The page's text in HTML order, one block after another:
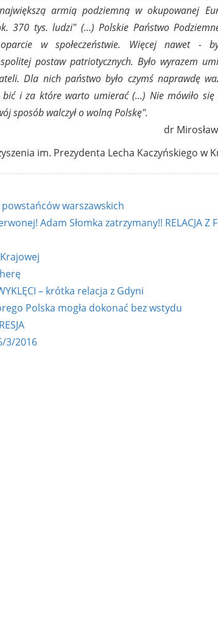
armią podziemną w okupowanej
370 tys. ludzi" (...) Polskie Państwo
w społeczeństwie. Więcej nawet -
postaw patriotycznych. Było wyrazem
Dla nich państwo było czymś naprawdę
i za które warto umierać (...) Nie mówiło się
sposób walczył o wolną Polskę".
dr
im. Prezydenta Lecha Kaczyńskiego w
warszawskich
Adam Słomka zatrzymany!! RELACJA Z
– WYKLĘCI – krótka relacja z Gdyni
Polska mogła dokonać bez wstydu
3/2016